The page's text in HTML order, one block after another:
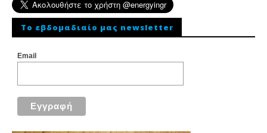
To εβδομαδιαίο μας newsletter
Email